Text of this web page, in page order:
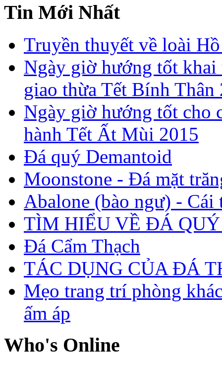
Tin Mới Nhất
Truyền thuyết về loài
Ngày giờ hướng tốt
giao thừa Tết Bính Thân
Ngày giờ hướng tốt cho
hành Tết Ất Mùi 2015
Đá quý Demantoid
Moonstone - Đá mặt
Abalone (bào ngư) - Cái
TÌM HIỂU VỀ ĐÁ QUÝ
Đá Cẩm Thạch
TÁC DỤNG CỦA ĐÁ
Mẹo trang trí phòng
ấm áp
Who's Online